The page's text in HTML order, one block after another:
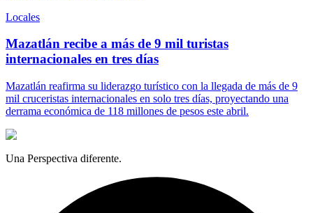
Locales
Mazatlán recibe a más de 9 mil turistas
internacionales en tres días
Mazatlán reafirma su liderazgo turístico con la llegada de más de 9
mil cruceristas internacionales en solo tres días, proyectando una
derrama económica de 118 millones de pesos este abril.
Una Perspectiva diferente.